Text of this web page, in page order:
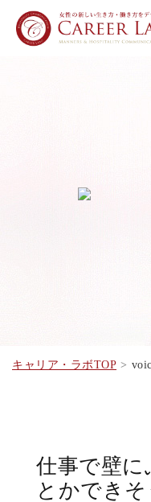
キャリア・ラボTOP
仕事で壁
とかでき